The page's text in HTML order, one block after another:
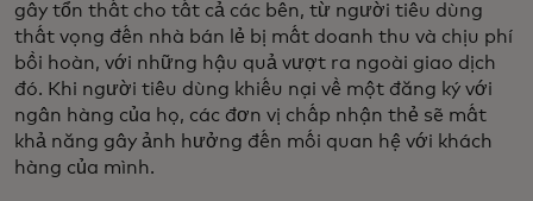
gây tổn thất cho tất cả các bên, từ người tiêu dùng
thất vọng đến nhà bán lẻ bị mất doanh thu và chịu phí
bồi hoàn, với những hậu quả vượt ra ngoài giao dịch
đó. Khi người tiêu dùng khiếu nại về một đăng ký với
ngân hàng của họ, các đơn vị chấp nhận thẻ sẽ mất
khả năng gây ảnh hưởng đến mối quan hệ với khách
hàng của mình.